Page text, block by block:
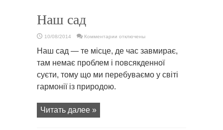
Наш сад
10/08/2014 Комментарии
сад
отключены
Наш сад — те місце, де час завмирає,
там немає проблем і повсякденної
суєти, тому що ми перебуваємо у світі
гармонії із природою.
Читать далее »